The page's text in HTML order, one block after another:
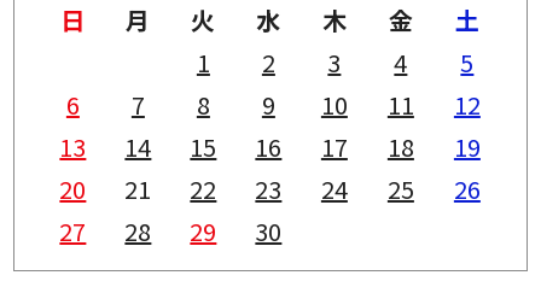
日 月 火 水 木 金
土
1
2 3 4
5
6
7 8 9 10 11
12
13
14 15 16 17 18
19
20
21 22 23 24 25
26
27
28 29 30